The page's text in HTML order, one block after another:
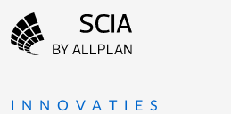
Footer-menu
INNOVATIES